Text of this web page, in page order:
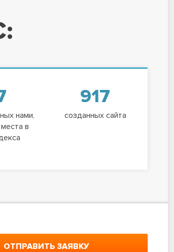
нами,
в
917
созданных сайта
ОТПРАВИТЬ ЗАЯВКУ